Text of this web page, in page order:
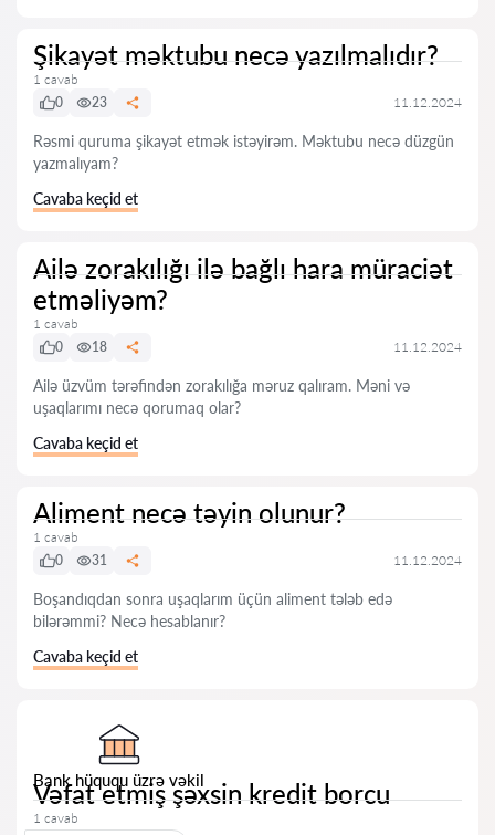
Şikayət məktubu necə yazılmalıdır?
1 cavab
0
23 11.12.2024
Rəsmi quruma şikayət etmək istəyirəm. Məktubu necə düzgün
yazmalıyam?
Cavaba keçid et
Ailə zorakılığı ilə bağlı hara müraciət
etməliyəm?
1 cavab
0
18 11.12.2024
Ailə üzvüm tərəfindən zorakılığa məruz qalıram. Məni və
uşaqlarımı necə qorumaq olar?
Cavaba keçid et
Aliment necə təyin olunur?
1 cavab
0
31 11.12.2024
Boşandıqdan sonra uşaqlarım üçün aliment tələb edə
bilərəmmi? Necə hesablanır?
Cavaba keçid et
Bank hüququ üzrə vəkil
Vəfat etmiş şəxsin kredit borcu
1 cavab